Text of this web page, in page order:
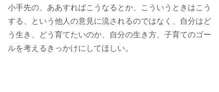
小手先の、ああすればこうなるとか、こういうときはこう
する、という他人の意見に流されるのではなく、自分はど
う生き、どう育てたいのか、自分の生き方、子育てのゴー
ルを考えるきっかけにしてほしい。